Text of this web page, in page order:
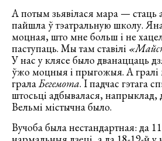
А потым зьявілася мара — стаць
пайшла ў тэатральную школу.
моцная, што мне больш і не
паступаць. Мы там ставілі
У нас у клясе было дванаццаць
ўжо моцныя і прыгожыя. А гралі
грала Бегемота. І падчас гэтага
штосьці адбывалася, напрыклад,
Вельмі містычна было.
Вучоба была нестандартная: да